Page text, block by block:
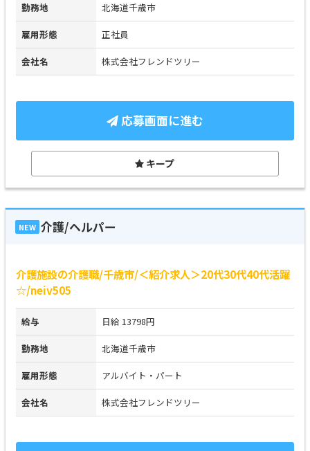
勤務地 北海道千歳市
雇用形態 正社員
会社名 株式会社フレンドツリー
応募画面に進む
キープ
NEW 介護/ヘルパー
介護施設の介護職/千歳市/＜紹介求人＞20代30代40代活躍
☆/neiv505
給与 日給 13798円
勤務地 北海道千歳市
雇用形態 アルバイト・パート
会社名 株式会社フレンドツリー